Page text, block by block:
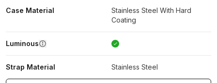
Case Material
Stainless Steel With Hard
Coating
Luminous
Strap Material Stainless Steel